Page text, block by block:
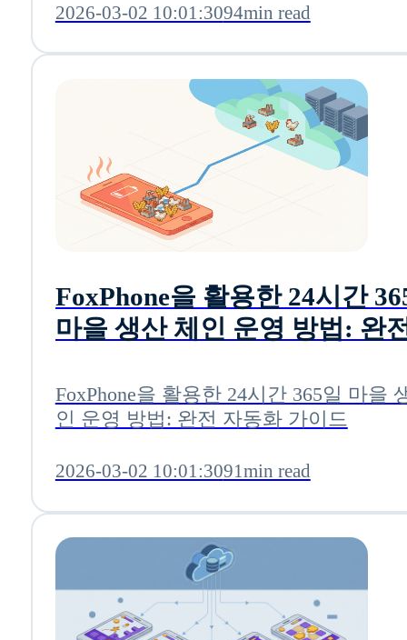
2026-03-02 10:01:3094min read
FoxPhone을 활용한 24시간
마을 생산 체인 운영 방법: 완
FoxPhone을 활용한 24시간 365일 마을
인 운영 방법: 완전 자동화 가이드
2026-03-02 10:01:3091min read